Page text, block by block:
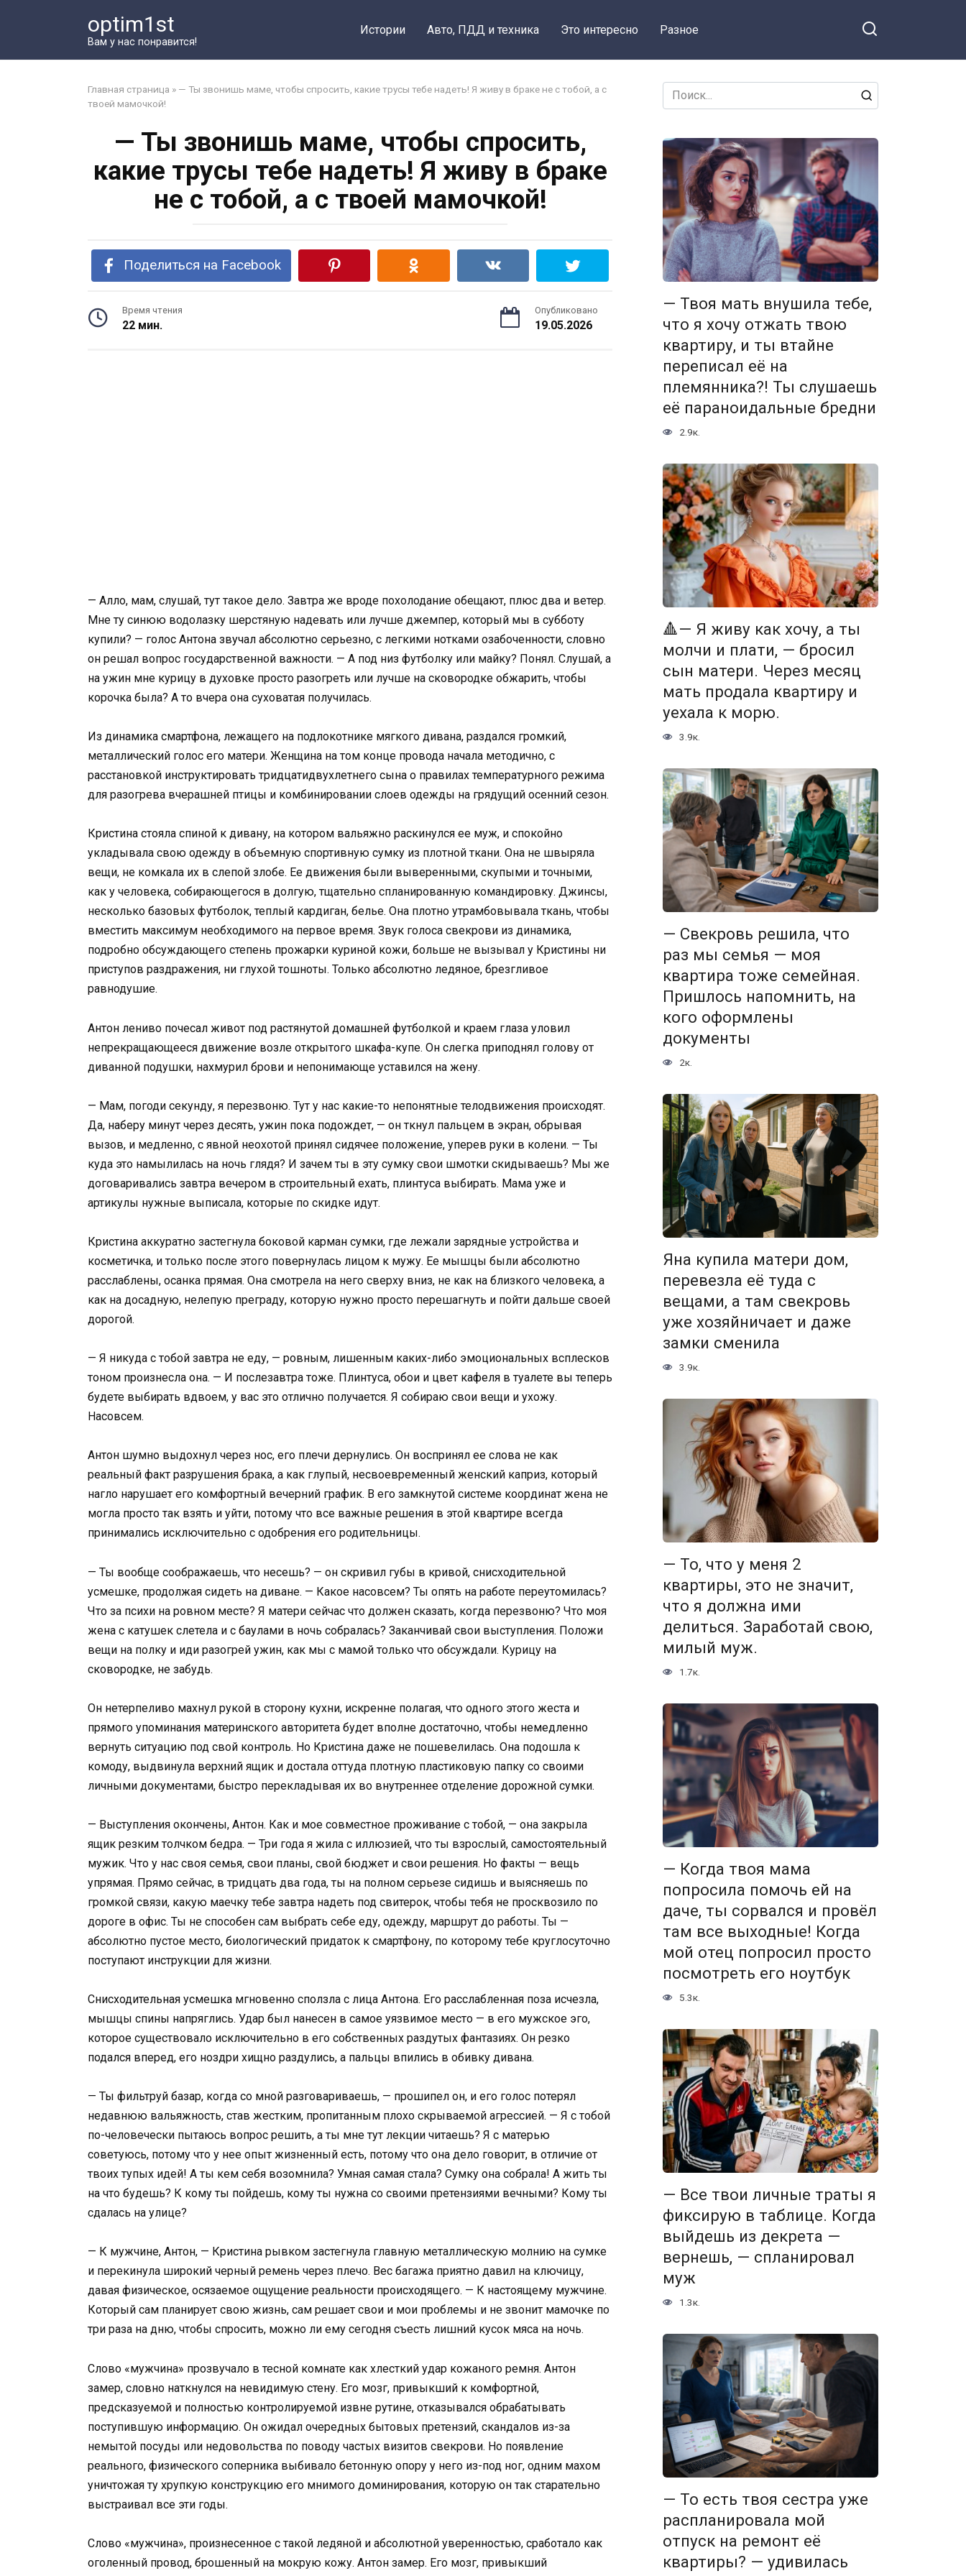
optim1st
Вам у нас понравится!
Истории Авто, ПДД и техника Это интересно Разное
Главная страница » — Ты звонишь маме, чтобы спросить, какие трусы тебе надеть! Я живу в браке не с тобой, а с
твоей мамочкой!
— Ты звонишь маме, чтобы спросить,
какие трусы тебе надеть! Я живу в браке
не с тобой, а с твоей мамочкой!
Поделиться на Facebook
Время чтения
22 мин.
Опубликовано
19.05.2026
— Алло, мам, слушай, тут такое дело. Завтра же вроде похолодание обещают, плюс два и ветер.
Мне ту синюю водолазку шерстяную надевать или лучше джемпер, который мы в субботу
купили? — голос Антона звучал абсолютно серьезно, с легкими нотками озабоченности, словно
он решал вопрос государственной важности. — А под низ футболку или майку? Понял. Слушай, а
на ужин мне курицу в духовке просто разогреть или лучше на сковородке обжарить, чтобы
корочка была? А то вчера она суховатая получилась.
Из динамика смартфона, лежащего на подлокотнике мягкого дивана, раздался громкий,
металлический голос его матери. Женщина на том конце провода начала методично, с
расстановкой инструктировать тридцатидвухлетнего сына о правилах температурного режима
для разогрева вчерашней птицы и комбинировании слоев одежды на грядущий осенний сезон.
Кристина стояла спиной к дивану, на котором вальяжно раскинулся ее муж, и спокойно
укладывала свою одежду в объемную спортивную сумку из плотной ткани. Она не швыряла
вещи, не комкала их в слепой злобе. Ее движения были выверенными, скупыми и точными,
как у человека, собирающегося в долгую, тщательно спланированную командировку. Джинсы,
несколько базовых футболок, теплый кардиган, белье. Она плотно утрамбовывала ткань, чтобы
вместить максимум необходимого на первое время. Звук голоса свекрови из динамика,
подробно обсуждающего степень прожарки куриной кожи, больше не вызывал у Кристины ни
приступов раздражения, ни глухой тошноты. Только абсолютно ледяное, брезгливое
равнодушие.
Антон лениво почесал живот под растянутой домашней футболкой и краем глаза уловил
непрекращающееся движение возле открытого шкафа-купе. Он слегка приподнял голову от
диванной подушки, нахмурил брови и непонимающе уставился на жену.
— Мам, погоди секунду, я перезвоню. Тут у нас какие-то непонятные телодвижения происходят.
Да, наберу минут через десять, ужин пока подождет, — он ткнул пальцем в экран, обрывая
вызов, и медленно, с явной неохотой принял сидячее положение, уперев руки в колени. — Ты
куда это намылилась на ночь глядя? И зачем ты в эту сумку свои шмотки скидываешь? Мы же
договаривались завтра вечером в строительный ехать, плинтуса выбирать. Мама уже и
артикулы нужные выписала, которые по скидке идут.
Кристина аккуратно застегнула боковой карман сумки, где лежали зарядные устройства и
косметичка, и только после этого повернулась лицом к мужу. Ее мышцы были абсолютно
расслаблены, осанка прямая. Она смотрела на него сверху вниз, не как на близкого человека, а
как на досадную, нелепую преграду, которую нужно просто перешагнуть и пойти дальше своей
дорогой.
— Я никуда с тобой завтра не еду, — ровным, лишенным каких-либо эмоциональных всплесков
тоном произнесла она. — И послезавтра тоже. Плинтуса, обои и цвет кафеля в туалете вы теперь
будете выбирать вдвоем, у вас это отлично получается. Я собираю свои вещи и ухожу.
Насовсем.
Антон шумно выдохнул через нос, его плечи дернулись. Он воспринял ее слова не как
реальный факт разрушения брака, а как глупый, несвоевременный женский каприз, который
нагло нарушает его комфортный вечерний график. В его замкнутой системе координат жена не
могла просто так взять и уйти, потому что все важные решения в этой квартире всегда
принимались исключительно с одобрения его родительницы.
— Ты вообще соображаешь, что несешь? — он скривил губы в кривой, снисходительной
усмешке, продолжая сидеть на диване. — Какое насовсем? Ты опять на работе переутомилась?
Что за психи на ровном месте? Я матери сейчас что должен сказать, когда перезвоню? Что моя
жена с катушек слетела и с баулами в ночь собралась? Заканчивай свои выступления. Положи
вещи на полку и иди разогрей ужин, как мы с мамой только что обсуждали. Курицу на
сковородке, не забудь.
Он нетерпеливо махнул рукой в сторону кухни, искренне полагая, что одного этого жеста и
прямого упоминания материнского авторитета будет вполне достаточно, чтобы немедленно
вернуть ситуацию под свой контроль. Но Кристина даже не пошевелилась. Она подошла к
комоду, выдвинула верхний ящик и достала оттуда плотную пластиковую папку со своими
личными документами, быстро перекладывая их во внутреннее отделение дорожной сумки.
— Выступления окончены, Антон. Как и мое совместное проживание с тобой, — она закрыла
ящик резким толчком бедра. — Три года я жила с иллюзией, что ты взрослый, самостоятельный
мужик. Что у нас своя семья, свои планы, свой бюджет и свои решения. Но факты — вещь
упрямая. Прямо сейчас, в тридцать два года, ты на полном серьезе сидишь и выясняешь по
громкой связи, какую маечку тебе завтра надеть под свитерок, чтобы тебя не просквозило по
дороге в офис. Ты не способен сам выбрать себе еду, одежду, маршрут до работы. Ты —
абсолютно пустое место, биологический придаток к смартфону, по которому тебе круглосуточно
поступают инструкции для жизни.
Снисходительная усмешка мгновенно сползла с лица Антона. Его расслабленная поза исчезла,
мышцы спины напряглись. Удар был нанесен в самое уязвимое место — в его мужское эго,
которое существовало исключительно в его собственных раздутых фантазиях. Он резко
подался вперед, его ноздри хищно раздулись, а пальцы впились в обивку дивана.
— Ты фильтруй базар, когда со мной разговариваешь, — прошипел он, и его голос потерял
недавнюю вальяжность, став жестким, пропитанным плохо скрываемой агрессией. — Я с тобой
по-человечески пытаюсь вопрос решить, а ты мне тут лекции читаешь? Я с матерью
советуюсь, потому что у нее опыт жизненный есть, потому что она дело говорит, в отличие от
твоих тупых идей! А ты кем себя возомнила? Умная самая стала? Сумку она собрала! А жить ты
на что будешь? К кому ты пойдешь, кому ты нужна со своими претензиями вечными? Кому ты
сдалась на улице?
— К мужчине, Антон, — Кристина рывком застегнула главную металлическую молнию на сумке
и перекинула широкий черный ремень через плечо. Вес багажа приятно давил на ключицу,
давая физическое, осязаемое ощущение реальности происходящего. — К настоящему мужчине.
Который сам планирует свою жизнь, сам решает свои и мои проблемы и не звонит мамочке по
три раза на дню, чтобы спросить, можно ли ему сегодня съесть лишний кусок мяса на ночь.
Слово «мужчина» прозвучало в тесной комнате как хлесткий удар кожаного ремня. Антон
замер, словно наткнулся на невидимую стену. Его мозг, привыкший к комфортной,
предсказуемой и полностью контролируемой извне рутине, отказывался обрабатывать
поступившую информацию. Он ожидал очередных бытовых претензий, скандалов из-за
немытой посуды или недовольства по поводу частых визитов свекрови. Но появление
реального, физического соперника выбивало бетонную опору у него из-под ног, одним махом
уничтожая ту хрупкую конструкцию его мнимого доминирования, которую он так старательно
выстраивал все эти годы.
Слово «мужчина», произнесенное с такой ледяной и абсолютной уверенностью, сработало как
оголенный провод, брошенный на мокрую кожу. Антон замер. Его мозг, привыкший
Search
for:
— Твоя мать внушила тебе,
что я хочу отжать твою
квартиру, и ты втайне
переписал её на
племянника?! Ты слушаешь
её параноидальные бредни
2.9к.
🔺— Я живу как хочу, а ты
молчи и плати, — бросил
сын матери. Через месяц
мать продала квартиру и
уехала к морю.
3.9к.
— Свекровь решила, что
раз мы семья — моя
квартира тоже семейная.
Пришлось напомнить, на
кого оформлены
документы
2к.
Яна купила матери дом,
перевезла её туда с
вещами, а там свекровь
уже хозяйничает и даже
замки сменила
3.9к.
— То, что у меня 2
квартиры, это не значит,
что я должна ими
делиться. Заработай свою,
милый муж.
1.7к.
— Когда твоя мама
попросила помочь ей на
даче, ты сорвался и провёл
там все выходные! Когда
мой отец попросил просто
посмотреть его ноутбук
5.3к.
— Все твои личные траты я
фиксирую в таблице. Когда
выйдешь из декрета —
вернешь, — спланировал
муж
1.3к.
— То есть твоя сестра уже
распланировала мой
отпуск на ремонт её
квартиры? — удивилась